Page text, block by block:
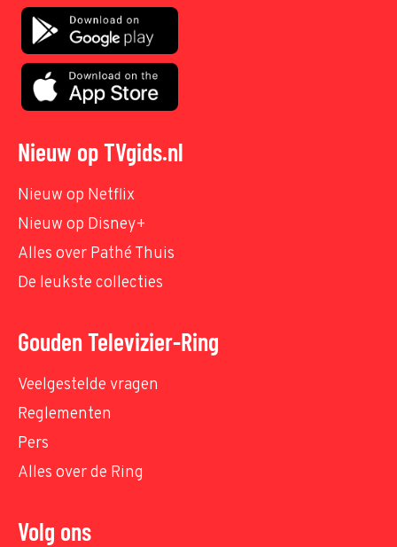
Nieuw op TVgids.nl
Nieuw op Netflix
Nieuw op Disney+
Alles over Pathé Thuis
De leukste collecties
Gouden Televizier-Ring
Veelgestelde vragen
Reglementen
Pers
Alles over de Ring
Volg ons